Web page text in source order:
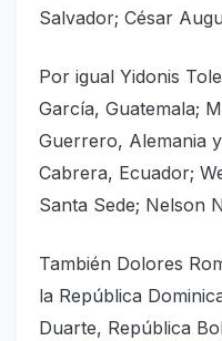
Salvador; César
Por igual Yidonis
García, Guatemala;
Guerrero, Alemania
Cabrera, Ecuador;
Santa Sede; Nelson
También Dolores
la República
Duarte, República